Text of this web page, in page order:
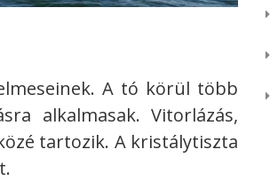
A tó körül több
alkalmasak. Vitorlázás,
tartozik. A kristálytiszta